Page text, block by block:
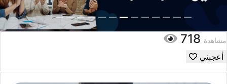
718 مشاهدة
أعجبني